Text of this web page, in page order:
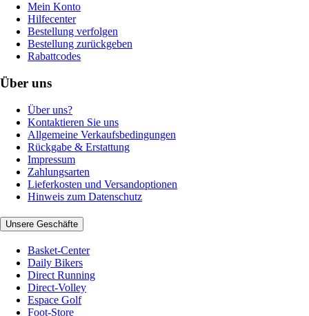
Mein Konto
Hilfecenter
Bestellung verfolgen
Bestellung zurückgeben
Rabattcodes
Über uns
Über uns?
Kontaktieren Sie uns
Allgemeine Verkaufsbedingungen
Rückgabe & Erstattung
Impressum
Zahlungsarten
Lieferkosten und Versandoptionen
Hinweis zum Datenschutz
Unsere Geschäfte
Basket-Center
Daily Bikers
Direct Running
Direct-Volley
Espace Golf
Foot-Store